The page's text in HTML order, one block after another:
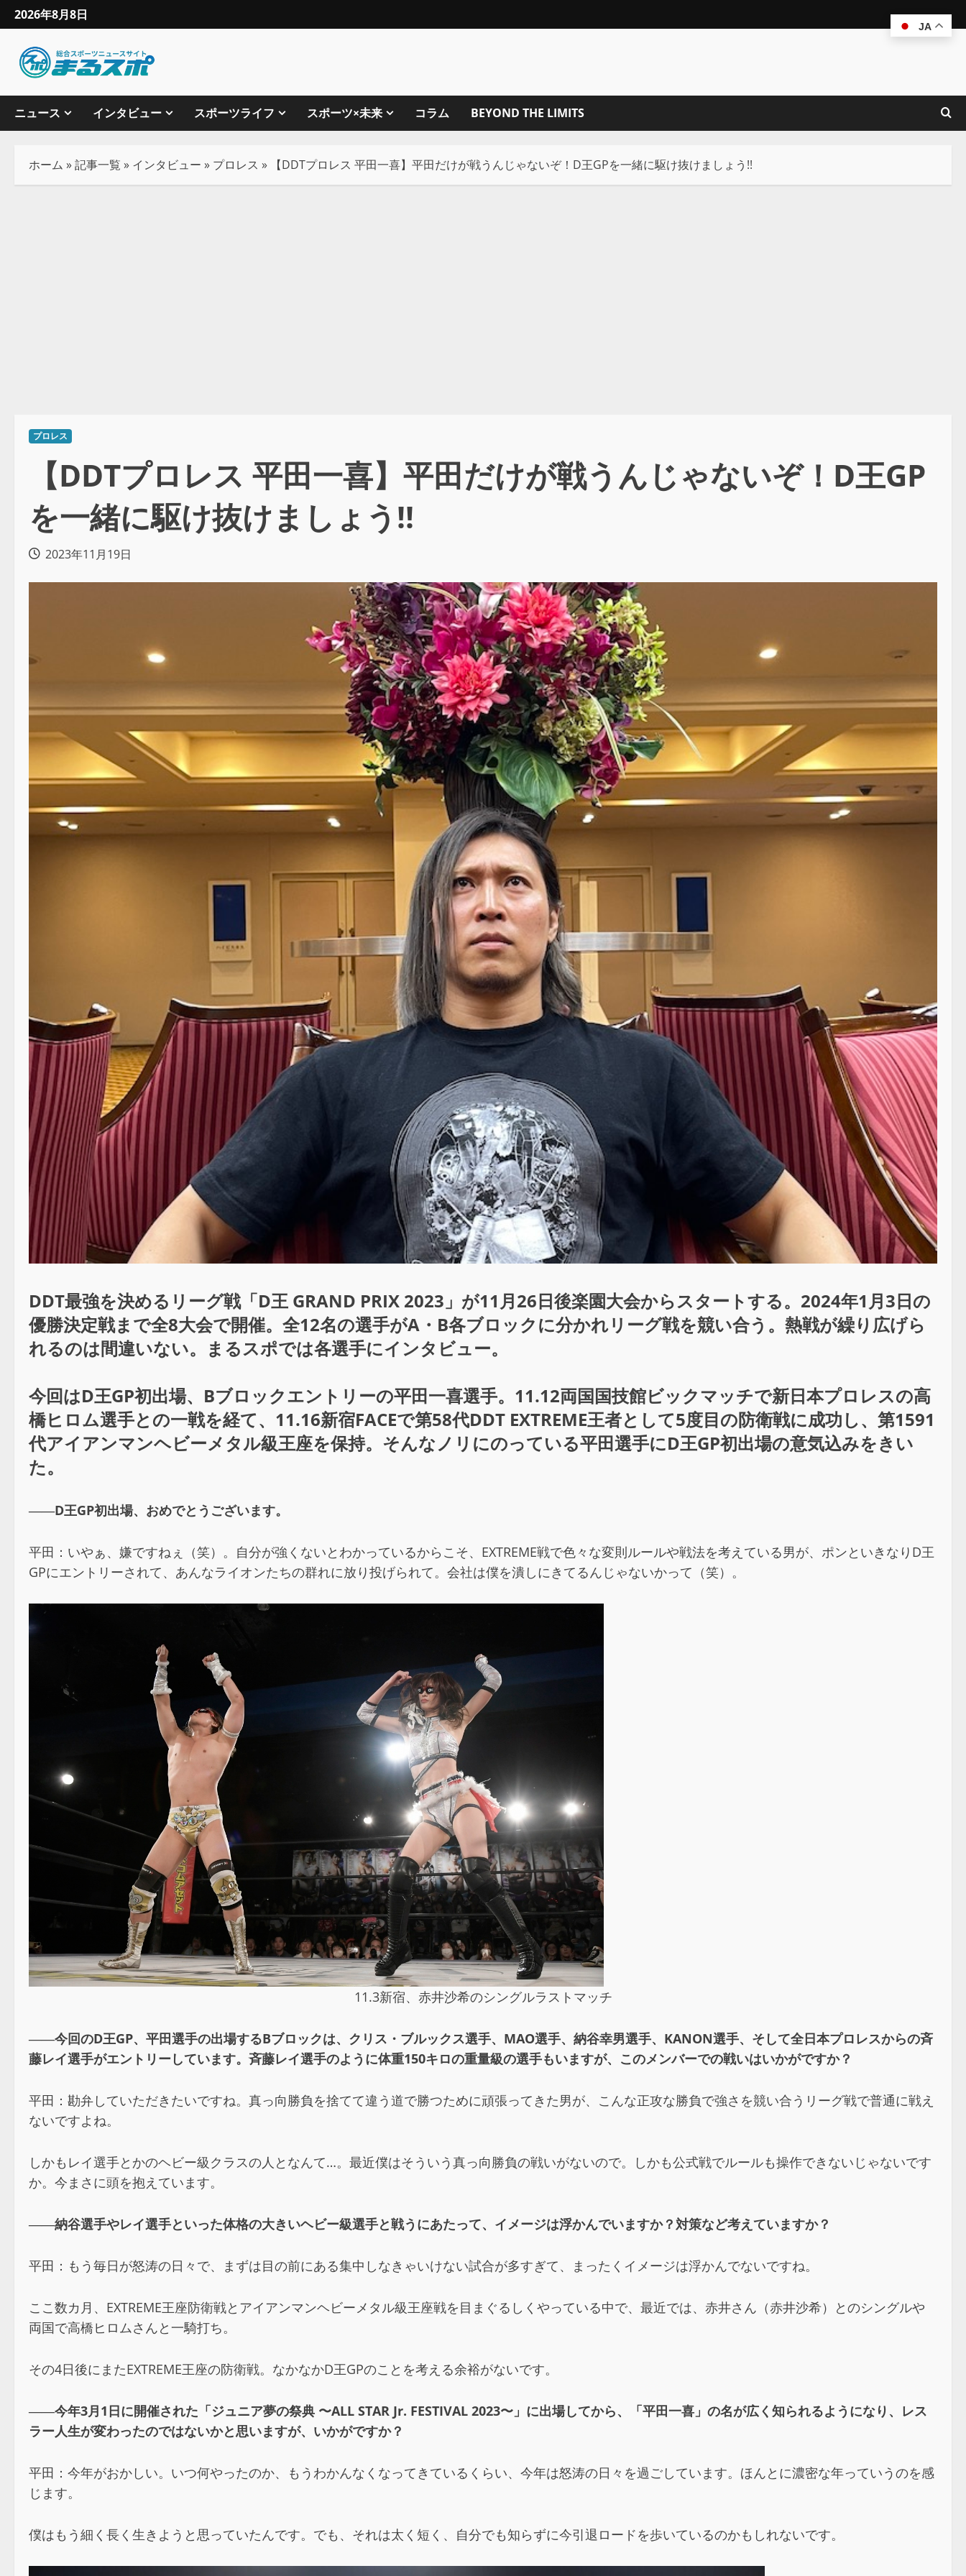
2026年8月8日
ニュース インタビュー スポーツライフ スポーツ×未来 コラム BEYOND THE LIMITS
ホーム »記事一覧 » インタビュー » プロレス » 【DDTプロレス 平田一喜】平田だけが戦うんじゃないぞ！D王GPを一緒に駆け抜けましょう!!
プロレス
【DDTプロレス 平田一喜】平田だけが戦うんじゃないぞ！D王GP
を一緒に駆け抜けましょう!!
2023年11月19日
DDT最強を決めるリーグ戦「D王 GRAND PRIX 2023」が11月26日後楽園大会からスタートする。2024年1月3日の
優勝決定戦まで全8大会で開催。全12名の選手がA・B各ブロックに分かれリーグ戦を競い合う。熱戦が繰り広げら
れるのは間違いない。まるスポでは各選手にインタビュー。
今回はD王GP初出場、Bブロックエントリーの平田一喜選手。11.12両国国技館ビックマッチで新日本プロレスの高
橋ヒロム選手との一戦を経て、11.16新宿FACEで第58代DDT EXTREME王者として5度目の防衛戦に成功し、第1591
代アイアンマンヘビーメタル級王座を保持。そんなノリにのっている平田選手にD王GP初出場の意気込みをきい
た。
――D王GP初出場、おめでとうございます。
平田：いやぁ、嫌ですねぇ（笑）。自分が強くないとわかっているからこそ、EXTREME戦で色々な変則ルールや戦法を考えている男が、ポンといきなりD王
GPにエントリーされて、あんなライオンたちの群れに放り投げられて。会社は僕を潰しにきてるんじゃないかって（笑）。
11.3新宿、赤井沙希のシングルラストマッチ
――今回のD王GP、平田選手の出場するBブロックは、クリス・ブルックス選手、MAO選手、納谷幸男選手、KANON選手、そして全日本プロレスからの斉
藤レイ選手がエントリーしています。斉藤レイ選手のように体重150キロの重量級の選手もいますが、このメンバーでの戦いはいかがですか？
平田：勘弁していただきたいですね。真っ向勝負を捨てて違う道で勝つために頑張ってきた男が、こんな正攻な勝負で強さを競い合うリーグ戦で普通に戦え
ないですよね。
しかもレイ選手とかのヘビー級クラスの人となんて…。最近僕はそういう真っ向勝負の戦いがないので。しかも公式戦でルールも操作できないじゃないです
か。今まさに頭を抱えています。
――納谷選手やレイ選手といった体格の大きいヘビー級選手と戦うにあたって、イメージは浮かんでいますか？対策など考えていますか？
平田：もう毎日が怒涛の日々で、まずは目の前にある集中しなきゃいけない試合が多すぎて、まったくイメージは浮かんでないですね。
ここ数カ月、EXTREME王座防衛戦とアイアンマンヘビーメタル級王座戦を目まぐるしくやっている中で、最近では、赤井さん（赤井沙希）とのシングルや
両国で高橋ヒロムさんと一騎打ち。
その4日後にまたEXTREME王座の防衛戦。なかなかD王GPのことを考える余裕がないです。
――今年3月1日に開催された「ジュニア夢の祭典 〜ALL STAR Jr. FESTIVAL 2023〜」に出場してから、「平田一喜」の名が広く知られるようになり、レス
ラー人生が変わったのではないかと思いますが、いかがですか？
平田：今年がおかしい。いつ何やったのか、もうわかんなくなってきているくらい、今年は怒涛の日々を過ごしています。ほんとに濃密な年っていうのを感
じます。
僕はもう細く長く生きようと思っていたんです。でも、それは太く短く、自分でも知らずに今引退ロードを歩いているのかもしれないです。
JA